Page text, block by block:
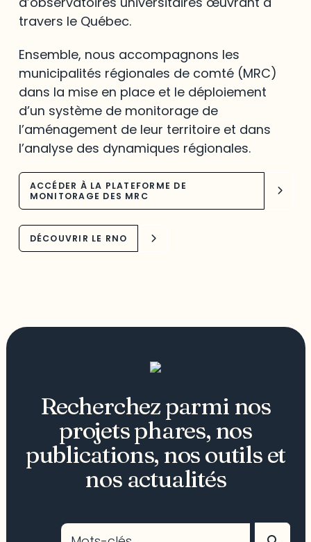
travers le Québec.
Ensemble, nous accompagnons les
municipalités régionales de comté (MRC)
dans la mise en place et le déploiement
d’un système de monitorage de
l’aménagement de leur territoire et dans
l’analyse des dynamiques régionales.
ACCÉDER À LA PLATEFORME DE
MONITORAGE DES MRC
DÉCOUVRIR LE RNO
Recherchez parmi nos
projets phares, nos
publications, nos outils et
nos actualités